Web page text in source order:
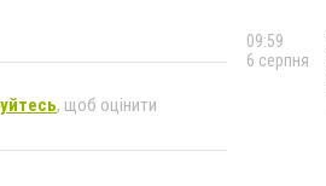
, щоб оцінити
09:59
6 серпня